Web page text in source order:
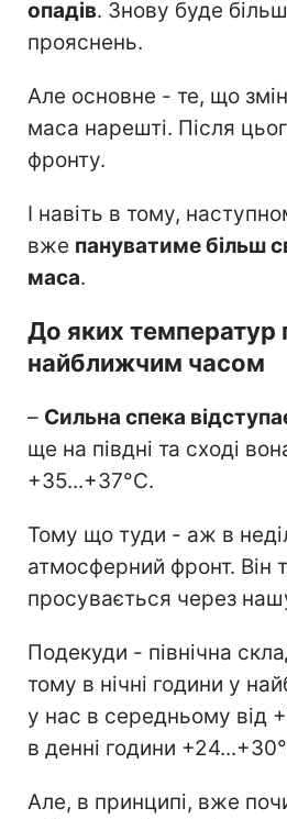
опадів. Знову буде
прояснень.
Але основне - те, що
маса нарешті. Після
фронту.
І навіть в тому,
вже пануватиме більш
маса.
До яких температур
найближчим часом
– Сильна спека
ще на півдні та сході
+35...+37°С.
Тому що туди - аж в
атмосферний фронт. Він
просувається через
Подекуди - північна
тому в нічні години у
у нас в середньому від
в денні години
Але, в принципі, вже